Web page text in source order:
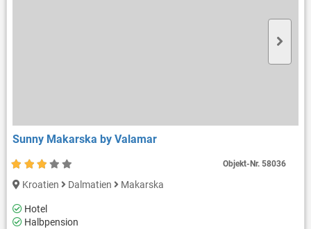
Sunny Makarska by Valamar
Kroatien Dalmatien Makarska
Hotel
Halbpension
Objekt-Nr.58036